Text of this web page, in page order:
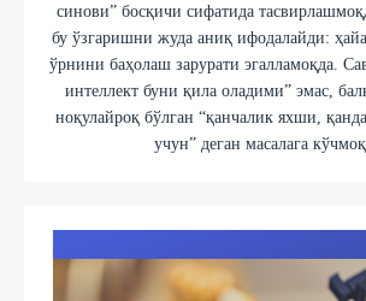
синови” босқичи сифатида
бу ўзгаришни жуда аниқ ифодалайди:
ўрнини баҳолаш зарурати эгалламоқда.
интеллект буни қила оладими” эмас,
ноқулайроқ бўлган “қанчалик яхши,
учун” деган масалага